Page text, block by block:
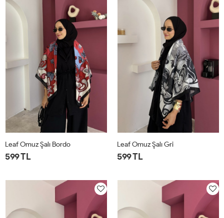
Leaf Omuz Şalı Bordo
599 TL
Leaf Omuz Şalı Gri
599 TL